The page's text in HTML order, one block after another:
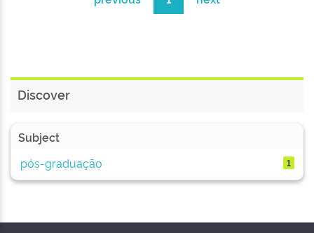
Discover
Subject
pós-graduação
1